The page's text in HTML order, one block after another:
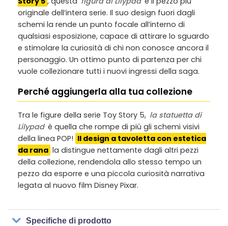
originale dell’intera serie. Il suo design fuori dagli
schemi la rende un punto focale all’interno di
qualsiasi esposizione, capace di attirare lo sguardo
e stimolare la curiosità di chi non conosce ancora il
personaggio. Un ottimo punto di partenza per chi
vuole collezionare tutti i nuovi ingressi della saga.
Perché aggiungerla alla tua collezione
Tra le figure della serie Toy Story 5, la statuetta di
Lilypad è quella che rompe di più gli schemi visivi
della linea POP! Il design a tavoletta con estetica
da rana la distingue nettamente dagli altri pezzi
della collezione, rendendola allo stesso tempo un
pezzo da esporre e una piccola curiosità narrativa
legata al nuovo film Disney Pixar.
Specifiche di prodotto